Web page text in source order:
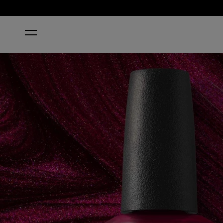
HOME BIG SAGITTARIUS ENERGY